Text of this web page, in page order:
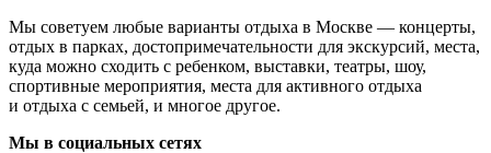
Мы советуем любые варианты отдыха в Москве — концерты,
отдых в парках, достопримечательности для экскурсий, места,
куда можно сходить с ребенком, выставки, театры, шоу,
спортивные мероприятия, места для активного отдыха
и отдыха с семьей, и многое другое.
Мы в социальных сетях